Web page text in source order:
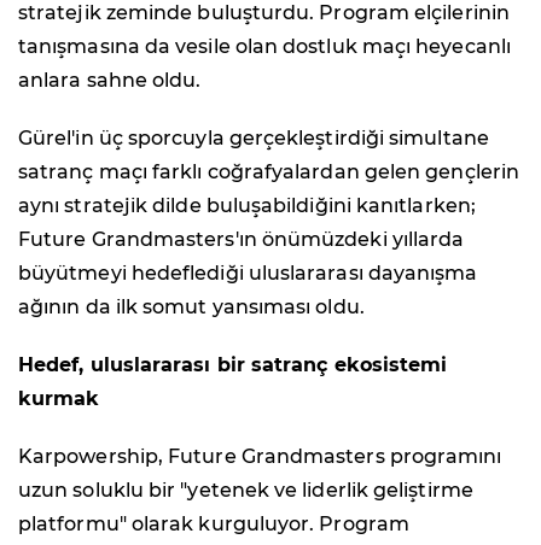
stratejik zeminde buluşturdu. Program elçilerinin
tanışmasına da vesile olan dostluk maçı heyecanlı
anlara sahne oldu.
Gürel'in üç sporcuyla gerçekleştirdiği simultane
satranç maçı farklı coğrafyalardan gelen gençlerin
aynı stratejik dilde buluşabildiğini kanıtlarken;
Future Grandmasters'ın önümüzdeki yıllarda
büyütmeyi hedeflediği uluslararası dayanışma
ağının da ilk somut yansıması oldu.
Hedef, uluslararası bir satranç ekosistemi
kurmak
Karpowership, Future Grandmasters programını
uzun soluklu bir "yetenek ve liderlik geliştirme
platformu" olarak kurguluyor. Program